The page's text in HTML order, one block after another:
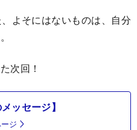
よそにはないものは、自分
次回！
ッセージ】
ジ